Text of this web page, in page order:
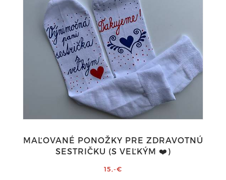
MAĽOVANÉ PONOŽKY PRE ZDRAVOTNÚ
SESTRIČKU (S VEĽKÝM ❤️)
15,-€